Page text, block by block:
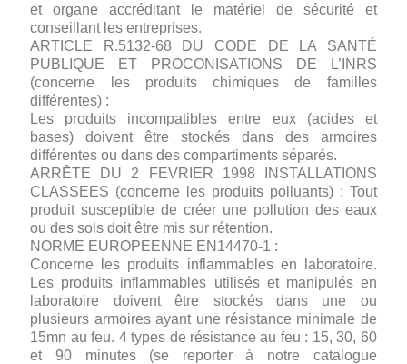
et organe accréditant le matériel de sécurité et
conseillant les entreprises.
ARTICLE R.5132-68 DU CODE DE LA SANTÉ
PUBLIQUE ET PROCONISATIONS DE L’INRS
(concerne les produits chimiques de familles
différentes) :
Les produits incompatibles entre eux (acides et
bases) doivent être stockés dans des armoires
différentes ou dans des compartiments séparés.
ARRÊTE DU 2 FEVRIER 1998 INSTALLATIONS
CLASSEES (concerne les produits polluants) : Tout
produit susceptible de créer une pollution des eaux
ou des sols doit être mis sur rétention.
NORME EUROPEENNE EN14470-1 :
Concerne les produits inflammables en laboratoire.
Les produits inflammables utilisés et manipulés en
laboratoire doivent être stockés dans une ou
plusieurs armoires ayant une résistance minimale de
15mn au feu. 4 types de résistance au feu : 15, 30, 60
et 90 minutes (se reporter à notre catalogue